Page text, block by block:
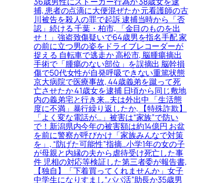
捕, 患者の点滴に大便混ぜたか 元看護師の古
川被告を殺人の罪で起訴 逮捕当時から「否
認」続ける 千葉・柏市, 「金目のものを出
せ！」強盗致傷疑いで64歳男を指名手配 家
の前に立つ男の姿をドライブレコーダーが
捉える 自転車で逃走か 高松市, 脳腫瘍摘出
手術で「腫瘍のない部位」を誤摘出 脳幹損
傷で50代女性が自発呼吸できない重篤状態
京大病院で医療事故, 44歳義弟を蹴って死
亡させたか 41歳女を逮捕 日頃から同じ敷地
内の義弟宅と行き来…夫は外出中 「生活態
度に不満」暴行繰り返したか, 【特殊詐欺】
「よく変な電話が…」被害は“家族”で防い
で！新潟県内今年の被害額は約14億円 お盆
を前に警察が呼びかけ「家族みんなで対策
を」, “防げた可能性”指摘…小学1年の女の子
が母親と内縁の夫から虐待受け死亡した事
件 児相の対応等検証した第三者委が報告書,
【独自】「下着買ってくれませんか」女子
中学生になりすまし“パパ活”助長か35歳男